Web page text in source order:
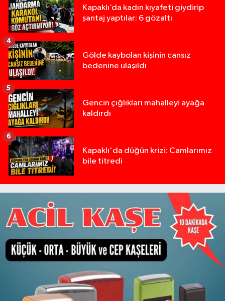
Kapaklı’da kadın kıyafeti giydirip
şantaj yaptılar: 6 gözaltı
Gölde kaybolan kişinin cansız
bedenine ulaşıldı
4
Gencin çığlıkları mahalleyi ayağa
kaldırdı
5
Kapaklı'da düğün krizi: Camlarımız
bile titredi
6